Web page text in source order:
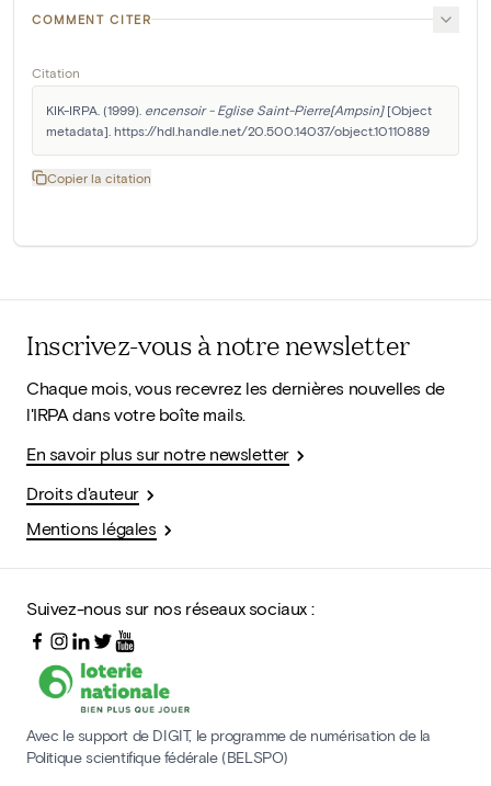
COMMENT CITER
Citation
KIK-IRPA. (1999). encensoir - Eglise Saint-Pierre[Ampsin] [Object
metadata]. https://hdl.handle.net/20.500.14037/object.10110889
Copier la citation
Inscrivez-vous à notre newsletter
Chaque mois, vous recevrez les dernières nouvelles de
l'IRPA dans votre boîte mails.
En savoir plus sur notre newsletter
Droits d'auteur
Mentions légales
Suivez-nous sur nos réseaux sociaux :
Avec le support de DIGIT, le programme de numérisation de la
Politique scientifique fédérale (BELSPO)